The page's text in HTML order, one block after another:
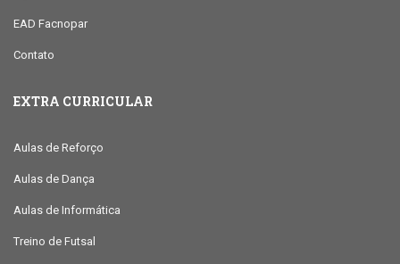
EAD Facnopar
Contato
EXTRA CURRICULAR
Aulas de Reforço
Aulas de Dança
Aulas de Informática
Treino de Futsal